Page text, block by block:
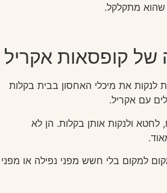
שהוא מתקלקל.
של קופסאות אקריל
את מיכלי האחסון בבית בקלות
עם אקריל.
ולנקות אותן בקלות. הן לא
למקום בלי חשש מפני נפילה או מפני